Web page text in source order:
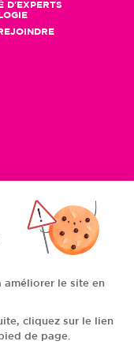
améliorer le site en
cliquez sur le lien
de page.
D'EXPERTS